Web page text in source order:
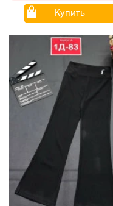
Купить